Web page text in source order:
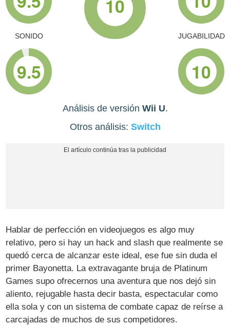
SONIDO
9.5
10
JUGABILIDAD
10
Análisis de versión Wii U.
Otros análisis: Switch
Hablar de perfección en videojuegos es algo muy
relativo, pero si hay un hack and slash que realmente se
quedó cerca de alcanzar este ideal, ese fue sin duda el
primer Bayonetta. La extravagante bruja de Platinum
Games supo ofrecernos una aventura que nos dejó sin
aliento, rejugable hasta decir basta, espectacular como
ella sola y con un sistema de combate capaz de reírse a
carcajadas de muchos de sus competidores.